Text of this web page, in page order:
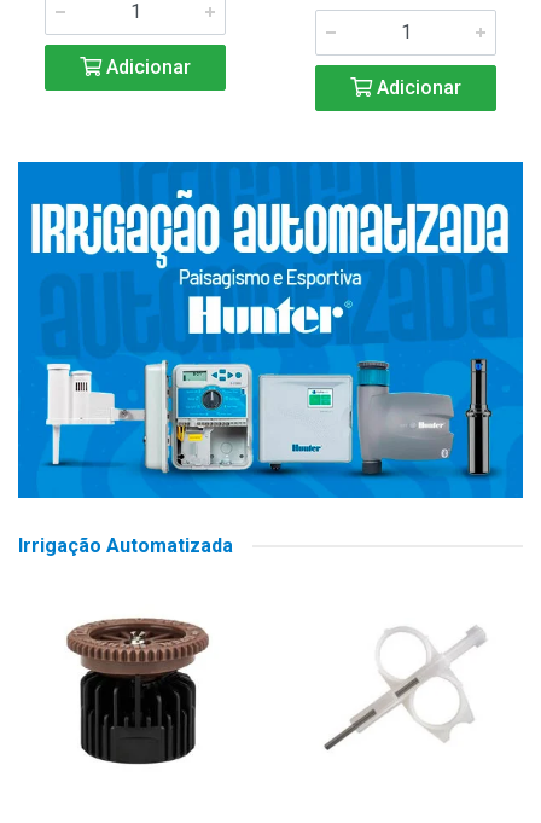
Adicionar
Adicionar
Irrigação Automatizada